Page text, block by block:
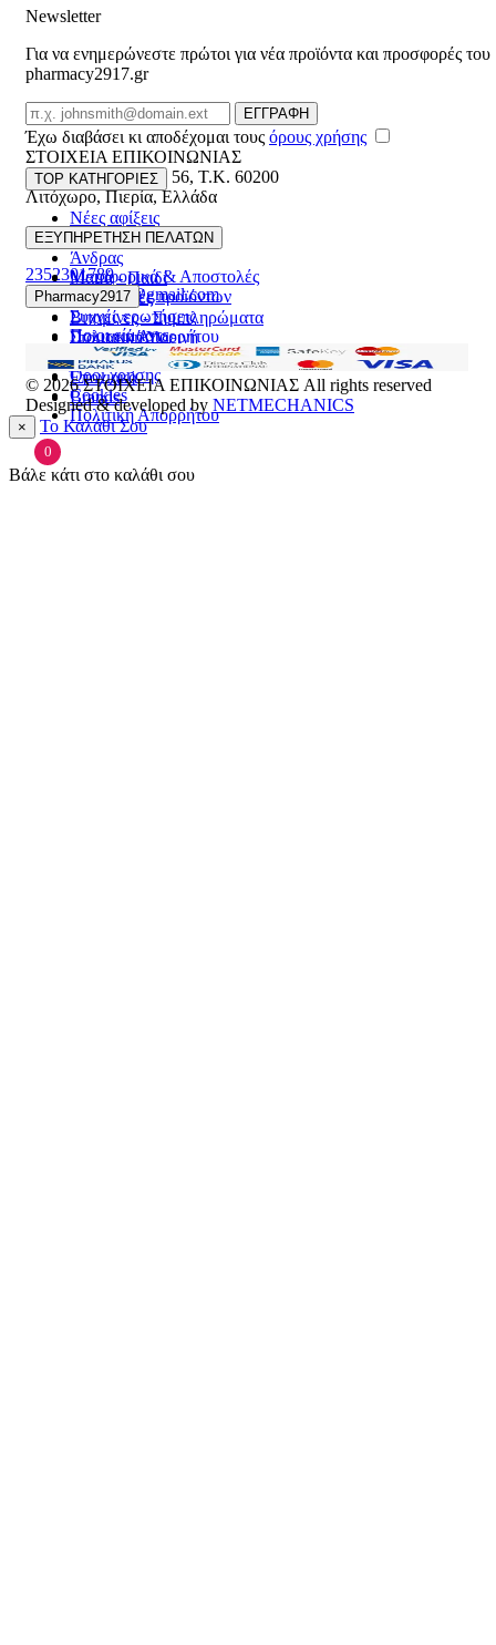
Newsletter
Για να ενημερώνεστε πρώτοι για νέα προϊόντα και προσφορές του
pharmacy2917.gr
Email
ΕΓΓΡΑΦΗ
Έχω διαβάσει κι αποδέχομαι τους όρους χρήσης
ΣΤΟΙΧΕΙΑ ΕΠΙΚΟΙΝΩΝΙΑΣ
Βασ. Κωνσταντίνου 56, T.K. 60200
Λιτόχωρο,Πιερία,Ελλάδα
ΓΕΜΗ:165892448000
2352301789
pharmacy2917@gmail.com
TOP ΚΑΤΗΓΟΡΙΕΣ
Νέες αφίξεις
Γυναίκα
Άνδρας
Μαμά - Παιδί
Προσφορές
Βιταμίνες - Συμπληρώματα
Στοματική Υγιεινή
Πρόσωπο
Εποχιακά
Brands
ΕΞΥΠΗΡΕΤΗΣΗ ΠΕΛΑΤΩΝ
Μεταφορικά & Αποστολές
Επιστροφές προϊόντων
Συχνές ερωτήσεις
Πολιτική Απορρήτου
Pharmacy2917
Ποιοι είμαστε
Επικοινωνία
Όροι χρήσης
Cookies
Πολιτική Απορρήτου
© 2026ΣΤΟΙΧΕΙΑ ΕΠΙΚΟΙΝΩΝΙΑΣ All rights reserved
Designed & developed by NETMECHANICS
× Το Καλάθι Σου
0
Βάλε κάτι στο καλάθι σου